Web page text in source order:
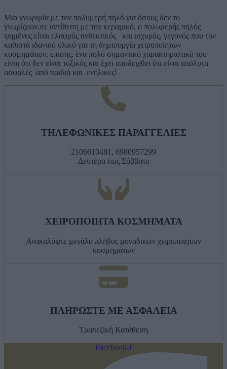
Μια γνωριμία με τον πολυμερή πηλό για όσους δεν το
γνωρίζουν,σε αντίθεση με τον κεραμικό, ο πολυμερής πηλός
ψημένος είναι ελαφρύς ανθεκτικός και ισχυρός, γεγονός που τον
καθιστά ιδανικό υλικό για τη δημιουργία χειροποίητων
κοσμημάτων, επίσης, ένα πολύ σημαντικό χαρακτηριστικό του
είναι ότι δεν είναι τοξικός και έχει αποδειχθεί ότι είναι απόλυτα
ασφαλές από παιδιά και ενήλικες!
ΤΗΛΕΦΩΝΙΚΕΣ ΠΑΡΑΓΓΕΛΙΕΣ
2106610481, 6980957299
Δευτέρα έως Σάββατο
ΧΕΙΡΟΠΟΙΗΤΑ ΚΟΣΜΗΜΑΤΑ
Ανακαλύψτε μεγάλο πλήθος μοναδικών χειροποίητων
κοσμημάτων
ΠΛΗΡΩΣΤΕ ΜΕ ΑΣΦΑΛΕΙΑ
Τραπεζική Κατάθεση
Facebook-f